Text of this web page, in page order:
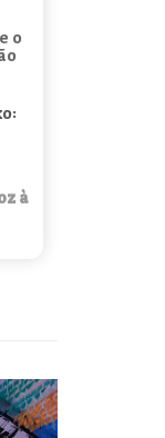
o
à